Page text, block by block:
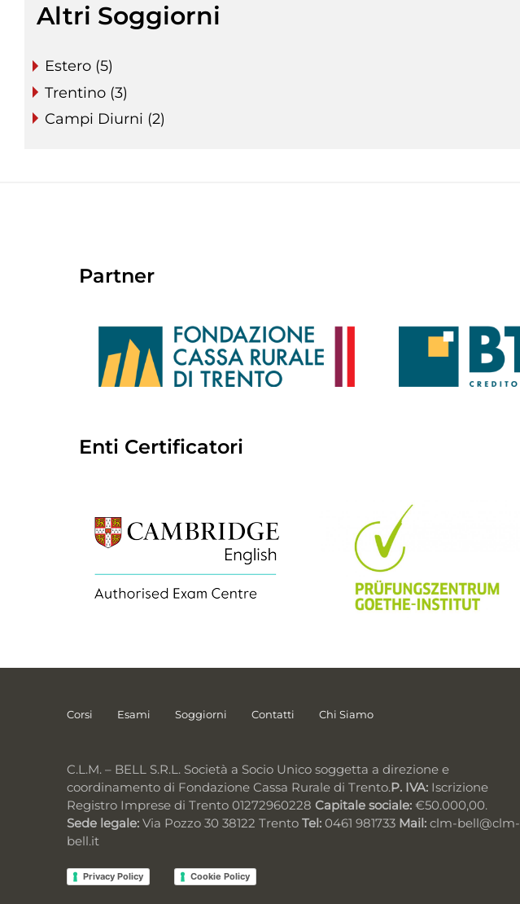
Altri Soggiorni
Estero (5)
Trentino (3)
Campi Diurni (2)
Partner
Enti Certificatori
Corsi Esami Soggiorni Contatti Chi Siamo
C.L.M. – BELL S.R.L. Società a Socio Unico soggetta a direzione e
coordinamento di Fondazione Cassa Rurale di Trento.P. IVA: Iscrizione
Registro Imprese di Trento 01272960228Capitale sociale: €50.000,00.
Sede legale: Via Pozzo 30 38122 TrentoTel:0461 981733 Mail: clm-bell@clm-
bell.it
Privacy Policy Cookie Policy